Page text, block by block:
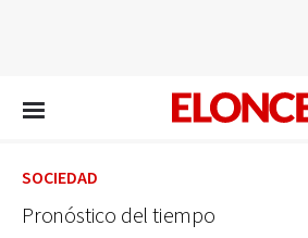
SOCIEDAD
Pronóstico del tiempo